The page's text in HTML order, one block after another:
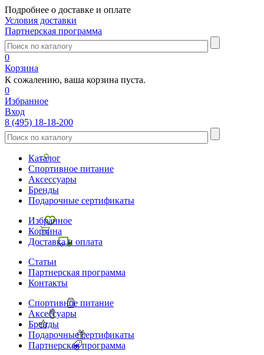
Подробнее о доставке и оплате
Условия доставки
Партнерская программа
0
Корзина
К сожалению, ваша корзина пуста.
0
Избранное
Вход
8 (495) 18-18-200
Каталог
Спортивное питание
Аксессуары
Бренды
Подарочные сертификаты
Избранное
Корзина
Доставка и оплата
Статьи
Партнерская программа
Контакты
Спортивное питание
Аксессуары
Бренды
Подарочные сертификаты
Партнерская программа